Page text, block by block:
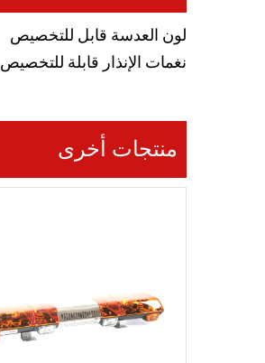
لون العدسة قابل للتخصيص
نغمات الإنذار قابلة للتخصيص
منتجات أخرى